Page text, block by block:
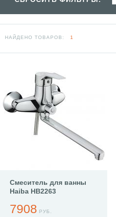
НАЙДЕНО ТОВАРОВ: 1
Смеситель для ванны
Haiba HB2263
7908 РУБ.